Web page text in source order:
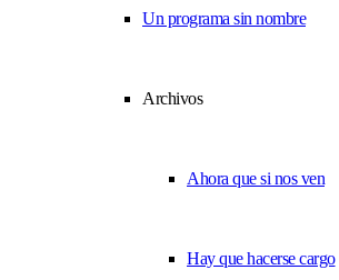
Un programa sin nombre
Archivos
Ahora que si nos ven
Hay que hacerse cargo